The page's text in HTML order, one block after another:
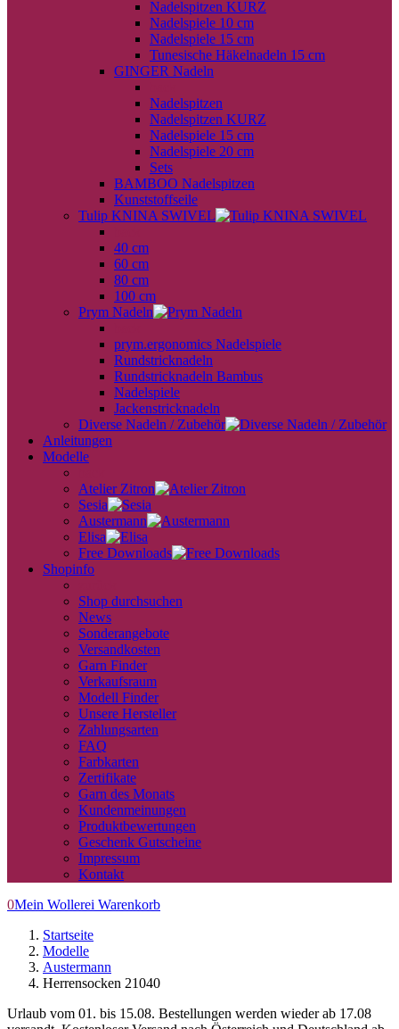
Nadelspitzen KURZ
Nadelspiele 10 cm
Nadelspiele 15 cm
Tunesische Häkelnadeln 15 cm
GINGER Nadeln
Nadelspitzen
Nadelspitzen KURZ
Nadelspiele 15 cm
Nadelspiele 20 cm
Sets
BAMBOO Nadelspitzen
Kunststoffseile
Tulip KNINA SWIVEL
40 cm
60 cm
80 cm
100 cm
Prym Nadeln
prym.ergonomics Nadelspiele
Rundstricknadeln
Rundstricknadeln Bambus
Nadelspiele
Jackenstricknadeln
Diverse Nadeln / Zubehör
Anleitungen
Modelle
Atelier Zitron
Sesia
Austermann
Elisa
Free Downloads
Shopinfo
Shop durchsuchen
News
Sonderangebote
Versandkosten
Garn Finder
Verkaufsraum
Modell Finder
Unsere Hersteller
Zahlungsarten
FAQ
Farbkarten
Zertifikate
Garn des Monats
Kundenmeinungen
Produktbewertungen
Geschenk Gutscheine
Impressum
Kontakt
0Mein Wollerei Warenkorb
Startseite
Modelle
Austermann
Herrensocken 21040
Urlaub vom 01. bis 15.08. Bestellungen werden wieder ab 17.08